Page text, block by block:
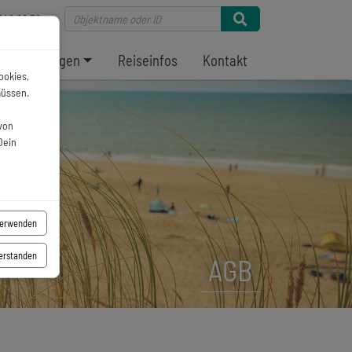
86 39
Reiseinfos Kontakt
AGB